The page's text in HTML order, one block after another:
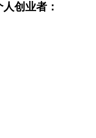
创业者：